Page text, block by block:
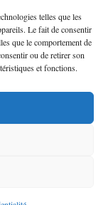
telles que les
Le fait de consentir
que le comportement de
ou de retirer son
et fonctions.
réservés